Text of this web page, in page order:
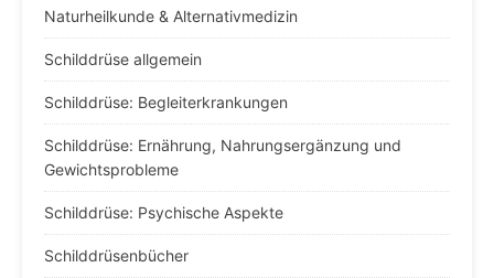
Naturheilkunde & Alternativmedizin
Schilddrüse allgemein
Schilddrüse: Begleiterkrankungen
Schilddrüse: Ernährung, Nahrungsergänzung und
Gewichtsprobleme
Schilddrüse: Psychische Aspekte
Schilddrüsenbücher